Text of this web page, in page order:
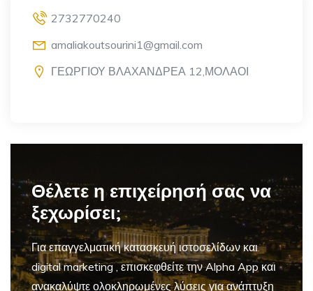
2732770240
amaliakoutsourini1@gmail.com
ΓΕΩΡΓΙΟΥ ΒΛΑΧΑΝΔΡΕΑ 12,ΜΟΛΑΟΙ
Θέλετε η επιχείρησή σας να
ξεχωρίσει;
Για επαγγελματικήκατασκευή ιστοσελίδων και
digital marketing, επισκεφθείτε την Alpha App και
ανακαλύψτε ολοκληρωμένες λύσεις για ανάπτυξη